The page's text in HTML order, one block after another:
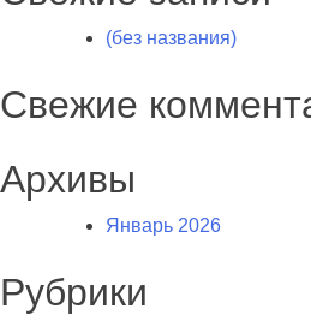
(без названия)
Свежие
Архивы
Январь 2026
Рубрики